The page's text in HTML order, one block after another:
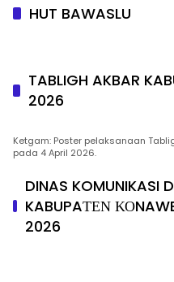
HUT BAWASLU
TABLIGH AKBAR
2026
Ketgam: Poster pelaksanaan
pada 4 April 2026.
DINAS KOMUNIKASI
KABUPAΤΕΝ
2026